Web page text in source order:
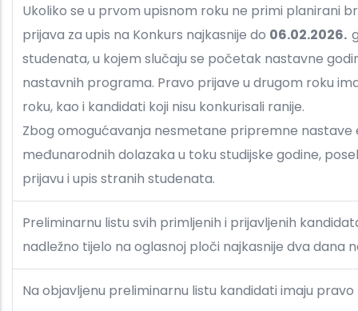
Ukoliko se u prvom upisnom roku ne primi planirani
prijava za upis na Konkurs najkasnije do 06.02.2026.
studenata, u kojem slučaju se početak nastavne
nastavnih programa. Pravo prijave u drugom roku
roku, kao i kandidati koji nisu konkurisali ranije.
Zbog omogućavanja nesmetane pripremne
međunarodnih dolazaka u toku studijske godine,
prijavu i upis stranih studenata.
Preliminarnu listu svih primljenih i prijavljenih
nadležno tijelo na oglasnoj ploči najkasnije dva dana
Na objavljenu preliminarnu listu kandidati imaju